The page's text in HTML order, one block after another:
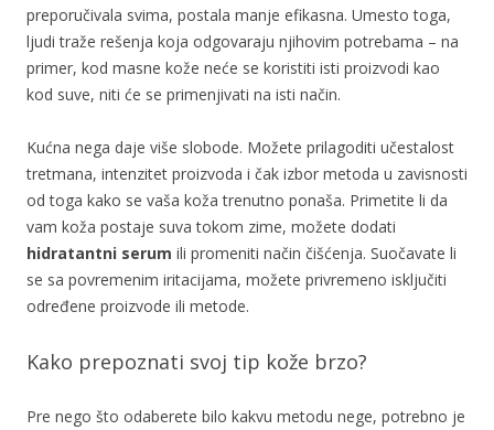
preporučivala svima, postala manje efikasna. Umesto toga,
ljudi traže rešenja koja odgovaraju njihovim potrebama – na
primer, kod masne kože neće se koristiti isti proizvodi kao
kod suve, niti će se primenjivati na isti način.
Kućna nega daje više slobode. Možete prilagoditi učestalost
tretmana, intenzitet proizvoda i čak izbor metoda u zavisnosti
od toga kako se vaša koža trenutno ponaša. Primetite li da
vam koža postaje suva tokom zime, možete dodati
hidratantni serum ili promeniti način čišćenja. Suočavate li
se sa povremenim iritacijama, možete privremeno isključiti
određene proizvode ili metode.
Kako prepoznati svoj tip kože brzo?
Pre nego što odaberete bilo kakvu metodu nege, potrebno je